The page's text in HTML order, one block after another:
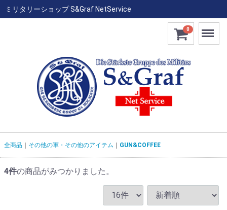
ミリタリーショップ S&Graf NetService
0 Menu
全商品 その他の軍・その他のアイテム GUN&COFFEE
4件の商品がみつかりました。